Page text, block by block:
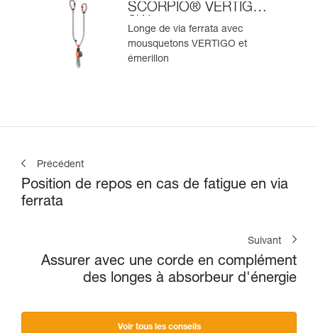
SCORPIO® VERTIGO
SW
Longe de via ferrata avec
mousquetons VERTIGO et
émerillon
Précédent
Position de repos en cas de fatigue en via
ferrata
Suivant
Assurer avec une corde en complément
des longes à absorbeur d'énergie
Voir tous les conseils